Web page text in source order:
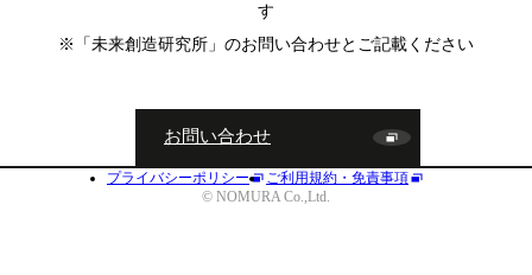
JA EN CN
す
※「未来創造研究所」のお問い合わせとご記載ください
お問い合わせ
プライバシーポリシー
ご利用規約・免責事項
© NOMURA Co.,Ltd.